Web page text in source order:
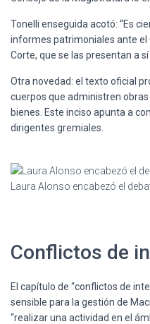
Tonelli enseguida acotó: “Es
informes patrimoniales ante el
Corte, que se las presentan a
Otra novedad: el texto oficial
cuerpos que administren
bienes. Este inciso apunta a
dirigentes gremiales.
Laura Alonso encabezó el
Conflictos de
El capítulo de “conflictos de
sensible para la gestión de
“realizar una actividad en el